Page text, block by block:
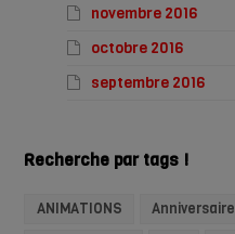
novembre 2016
octobre 2016
septembre 2016
Recherche par tags !
ANIMATIONS Anniversaire